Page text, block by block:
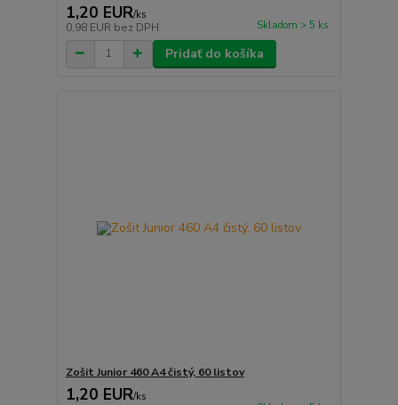
1,20 EUR/ks
0,98 EUR bez DPH Skladom > 5 ks
Pridať do košíka
Zošit Junior 460 A4 čistý, 60 listov
1,20 EUR/ks